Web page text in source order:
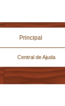
Principal
Central de Ajuda